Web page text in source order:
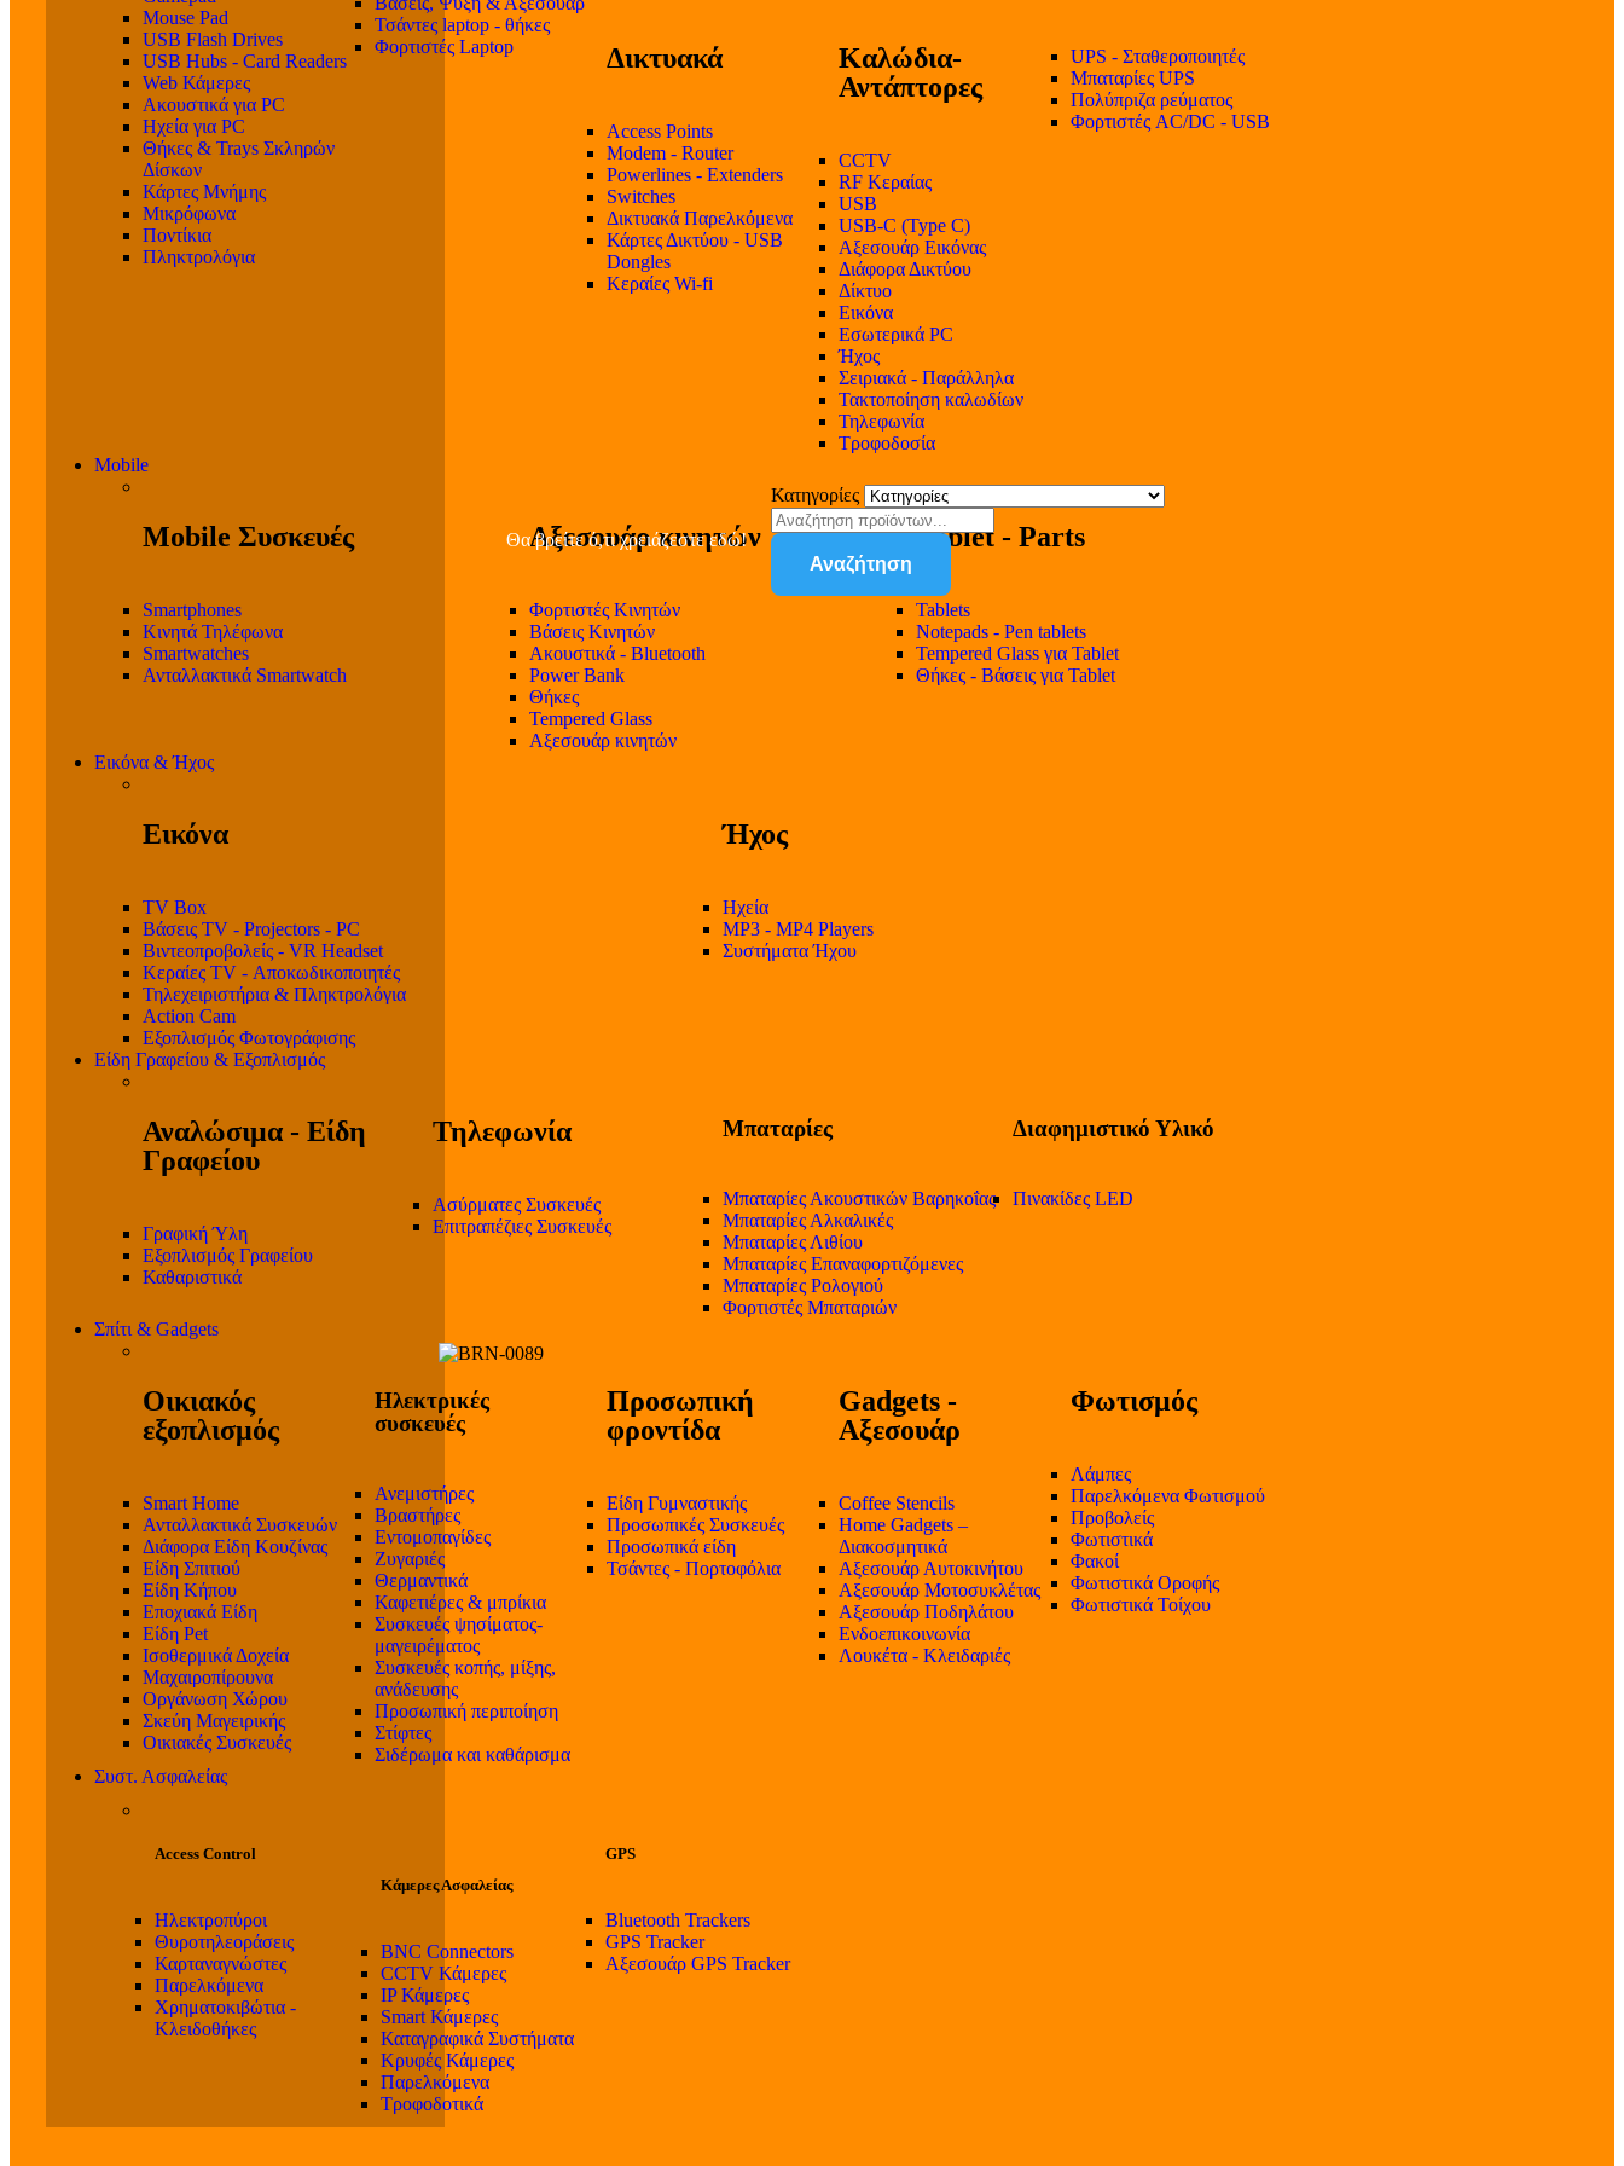
Mouse Pad
USB Flash Drives
USB Hubs - Card Readers
Web Κάμερες
Ακουστικά για PC
Ηχεία για PC
Θήκες & Trays Σκληρών
Δίσκων
Κάρτες Μνήμης
Μικρόφωνα
Ποντίκια
Πληκτρολόγια
Τσάντες laptop - θήκες
Φορτιστές Laptop
Δικτυακά
Access Points
Modem - Router
Powerlines - Extenders
Switches
Δικτυακά Παρελκόμενα
Κάρτες Δικτύου - USB
Dongles
Κεραίες Wi-fi
Καλώδια-
Αντάπτορες
CCTV
RF Κεραίας
USB
USB-C (Type C)
Αξεσουάρ Εικόνας
Διάφορα Δικτύου
Δίκτυο
Εικόνα
Εσωτερικά PC
Ήχος
Σειριακά - Παράλληλα
Τακτοποίηση καλωδίων
Τηλεφωνία
Τροφοδοσία
UPS - Σταθεροποιητές
Μπαταρίες UPS
Πολύπριζα ρεύματος
Φορτιστές AC/DC - USB
Mobile
Mobile Συσκευές
Smartphones
Κινητά Τηλέφωνα
Smartwatches
Ανταλλακτικά Smartwatch
Αξεσουάρ κινητών
Φορτιστές Κινητών
Βάσεις Κινητών
Ακουστικά - Bluetooth
Power Bank
Θήκες
Tempered Glass
Αξεσουάρ κινητών
Tablet - Parts
Tablets
Notepads - Pen tablets
Tempered Glass για Tablet
Θήκες - Βάσεις για Tablet
Εικόνα & Ήχος
Εικόνα
TV Box
Βάσεις TV - Projectors - PC
Βιντεοπροβολείς - VR Headset
Κεραίες TV - Αποκωδικοποιητές
Τηλεχειριστήρια & Πληκτρολόγια
Action Cam
Εξοπλισμός Φωτογράφισης
Ήχος
Ηχεία
MP3 - MP4 Players
Συστήματα Ήχου
Είδη Γραφείου & Εξοπλισμός
Αναλώσιμα - Είδη
Γραφείου
Γραφική Ύλη
Εξοπλισμός Γραφείου
Καθαριστικά
Τηλεφωνία
Ασύρματες Συσκευές
Επιτραπέζιες Συσκευές
Μπαταρίες
Μπαταρίες Ακουστικών Βαρηκοΐας
Μπαταρίες Αλκαλικές
Μπαταρίες Λιθίου
Μπαταρίες Επαναφορτιζόμενες
Μπαταρίες Ρολογιού
Φορτιστές Μπαταριών
Διαφημιστικό Υλικό
Πινακίδες LED
Σπίτι & Gadgets
Οικιακός
εξοπλισμός
Smart Home
Ανταλλακτικά Συσκευών
Διάφορα Είδη Κουζίνας
Είδη Σπιτιού
Είδη Κήπου
Εποχιακά Είδη
Είδη Pet
Ισοθερμικά Δοχεία
Μαχαιροπίρουνα
Οργάνωση Χώρου
Σκεύη Μαγειρικής
Οικιακές Συσκευές
Ηλεκτρικές
συσκευές
Ανεμιστήρες
Βραστήρες
Εντομοπαγίδες
Ζυγαριές
Θερμαντικά
Καφετιέρες & μπρίκια
Συσκευές ψησίματος-
μαγειρέματος
Συσκευές κοπής, μίξης,
ανάδευσης
Προσωπική περιποίηση
Στίφτες
Σιδέρωμα και καθάρισμα
Προσωπική
φροντίδα
Είδη Γυμναστικής
Προσωπικές Συσκευές
Προσωπικά είδη
Τσάντες - Πορτοφόλια
Gadgets -
Αξεσουάρ
Coffee Stencils
Home Gadgets –
Διακοσμητικά
Αξεσουάρ Αυτοκινήτου
Αξεσουάρ Μοτοσυκλέτας
Αξεσουάρ Ποδηλάτου
Ενδοεπικοινωνία
Λουκέτα - Κλειδαριές
Φωτισμός
Λάμπες
Παρελκόμενα Φωτισμού
Προβολείς
Φωτιστικά
Φακοί
Φωτιστικά Οροφής
Φωτιστικά Τοίχου
Συστ. Ασφαλείας
Access Control
Ηλεκτροπύροι
Θυροτηλεοράσεις
Καρταναγνώστες
Παρελκόμενα
Χρηματοκιβώτια -
Κλειδοθήκες
Κάμερες Ασφαλείας
BNC Connectors
CCTV Κάμερες
IP Κάμερες
Smart Κάμερες
Καταγραφικά Συστήματα
Κρυφές Κάμερες
Παρελκόμενα
Τροφοδοτικά
GPS
Bluetooth Trackers
GPS Tracker
Αξεσουάρ GPS Tracker
Θα βρείτε ό,τι χρειάζεστε εδώ!
Κατηγορίες
Αναζήτηση